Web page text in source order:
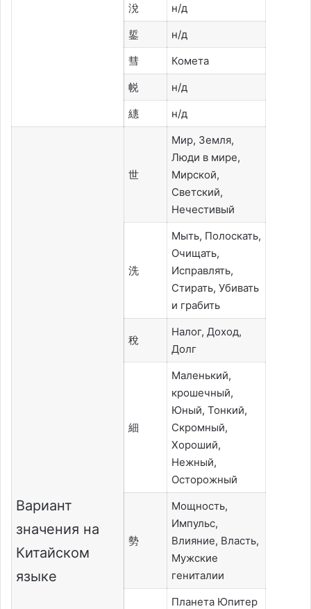
涗
н/д
銴
н/д
彗
Комета
帨
н/д
繐
н/д
Вариант
значения на
Китайском
языке
世
Мир, Земля,
Люди в мире,
Мирской,
Светский,
Нечестивый
洗
Мыть, Полоскать,
Очищать,
Исправлять,
Стирать, Убивать
и грабить
稅
Налог, Доход,
Долг
細
Маленький,
крошечный,
Юный, Тонкий,
Скромный,
Хороший,
Нежный,
Осторожный
勢
Мощность,
Импульс,
Влияние, Власть,
Мужские
гениталии
Планета Юпитер